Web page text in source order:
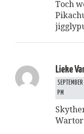
Toch
Lieke
PM